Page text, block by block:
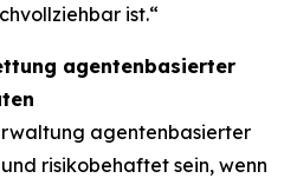
ist.“
agentenbasierter
agentenbasierter
risikobehaftet sein, wenn